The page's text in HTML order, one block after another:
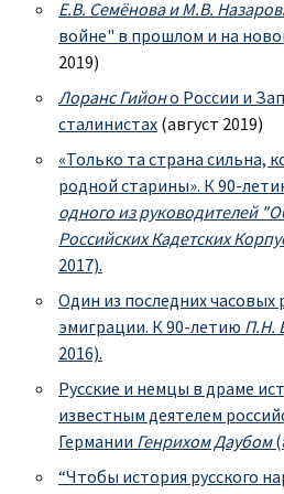
Е.В. Семёнова и М.В. Назаров
войне" в прошлом и на
2019)
Лоранс Гийоно России и
сталинистах (август 2019)
«Только та страна сильна,
родной старины». К 90-
одного из руководителей
Российских Кадетских
2017).
Один из последних часовых
эмиграции. К 90-летию П.Н.
2016).
Русские и немцы в драме
известным деятелем
Германии Генрихом Даубом
“Чтобы история русского